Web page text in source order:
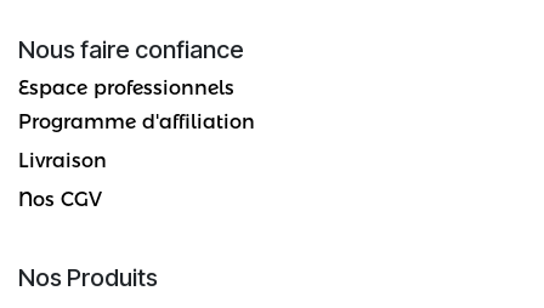
Nous faire confiance
Espace professionnels
Programme d'affiliation
Livraison
Nos CGV
Nos Produits